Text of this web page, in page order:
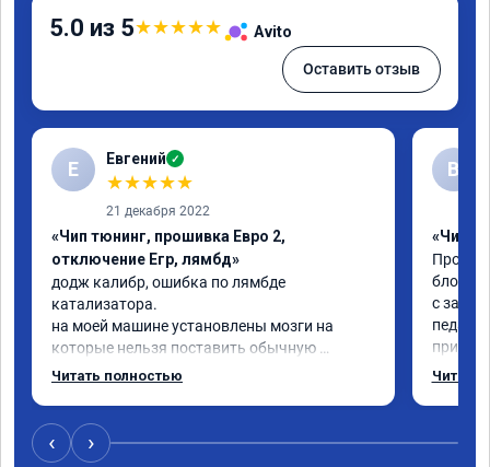
5.0 из 5★★★★★ Avito
Оставить отзыв
Е Евгений ✓
★★★★★
21 декабря 2022
«Чип тюнинг, прошивка Евро 2,
отключение Егр, лямбд»
додж калибр, ошибка по лямбде
катализатора.
на моей машине установлены мозги на
которые нельзя поставить обычную
прошивку под евро 2.
который изменил код, далее Даниил за 30
сек залил его в мозги.
Читать полностью
В
«Чип
с
педаль
всего
Читать
‹ ›